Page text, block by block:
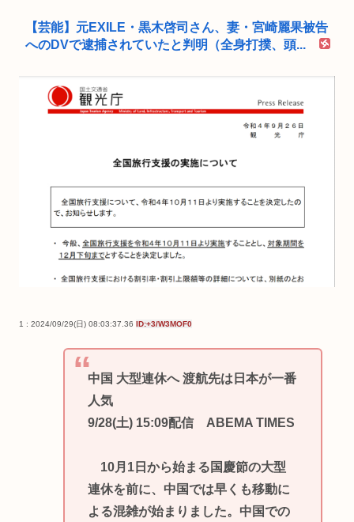
【芸能】元EXILE・黒木啓司さん、妻・宮崎麗果被告
へのDVで逮捕されていたと判明（全身打撲、頭...
1 : 2024/09/29(日) 08:03:37.36 ID:+3/W3MOF0
中国 大型連休へ 渡航先は日本が一番
人気
9/28(土) 15:09配信 ABEMA TIMES
10月1日から始まる国慶節の大型
連休を前に、中国では早くも移動に
よる混雑が始まりました。中国での